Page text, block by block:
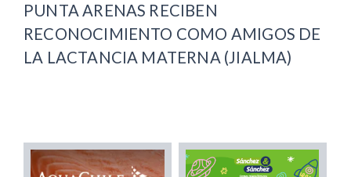
PUNTA ARENAS RECIBEN
RECONOCIMIENTO COMO AMIGOS DE
LA LACTANCIA MATERNA (JIALMA)